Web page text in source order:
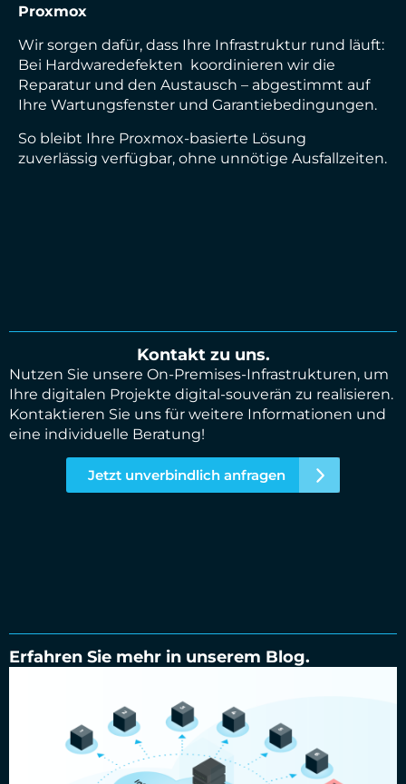
Proxmox
Wir sorgen dafür, dass Ihre Infrastruktur rund läuft:
Bei Hardwaredefekten koordinieren wir die
Reparatur und den Austausch – abgestimmt auf
Ihre Wartungsfenster und Garantiebedingungen.
So bleibt Ihre Proxmox-basierte Lösung
zuverlässig verfügbar, ohne unnötige Ausfallzeiten.
Kontakt zu uns.
Nutzen Sie unsere On-Premises-Infrastrukturen, um
Ihre digitalen Projekte digital-souverän zu realisieren.
Kontaktieren Sie uns für weitere Informationen und
eine individuelle Beratung!
Jetzt unverbindlich anfragen
Erfahren Sie mehr in unserem Blog.